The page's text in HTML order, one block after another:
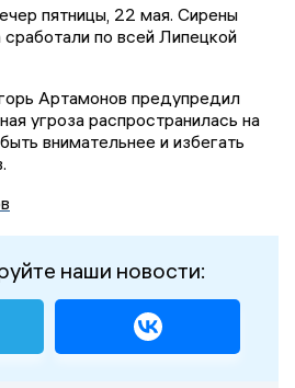
пятницы, 22 мая. Сирены
по всей Липецкой
Артамонов предупредил
угроза распространилась на
внимательнее и избегать
наши новости: